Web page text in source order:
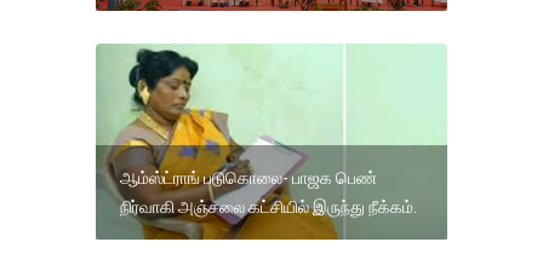
ஆம்ஸ்ட்ராங் படுகொலை- பாஜக பெண்
நிர்வாகி அஞ்சலை கட்சியில் இருந்து நீக்கம்.